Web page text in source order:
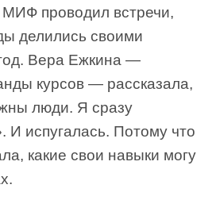
МИФ проводил встречи,
делились своими
Вера Ежкина —
курсов — рассказала,
люди. Я сразу
И испугалась. Потому что
какие свои навыки могу